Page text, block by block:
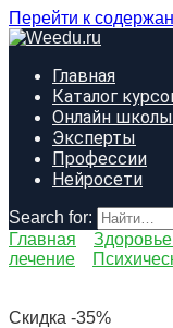
Перейти к
Главная
Каталог
Онлайн школы
Эксперты
Профессии
Нейросети
Search for:
Главная
лечение
Скидка -35%